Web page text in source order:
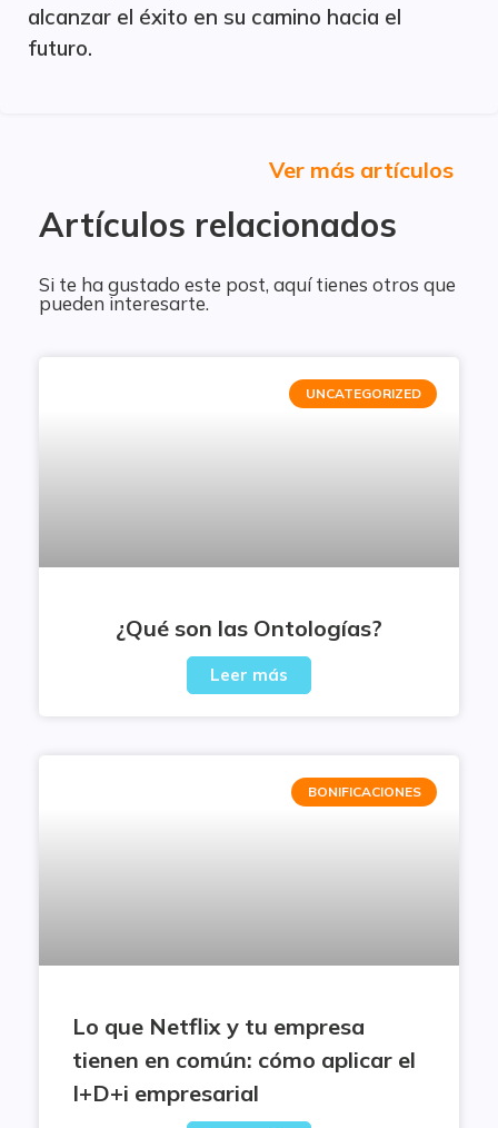
alcanzar el éxito en su camino hacia el
futuro.
Artículos relacionados
Ver más artículos
Si te ha gustado este post, aquí tienes otros que
pueden interesarte.
UNCATEGORIZED
¿Qué son las Ontologías?
Leer más
BONIFICACIONES
Lo que Netflix y tu empresa
tienen en común: cómo aplicar el
I+D+i empresarial